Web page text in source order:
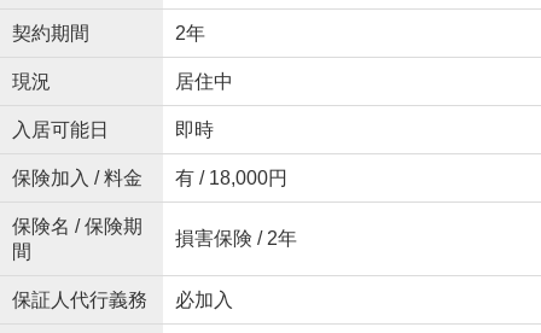
契約期間 2年
現況 居住中
入居可能日 即時
保険加入 / 料金 有 / 18,000円
保険名 / 保険期
間
損害保険 / 2年
保証人代行義務 必加入